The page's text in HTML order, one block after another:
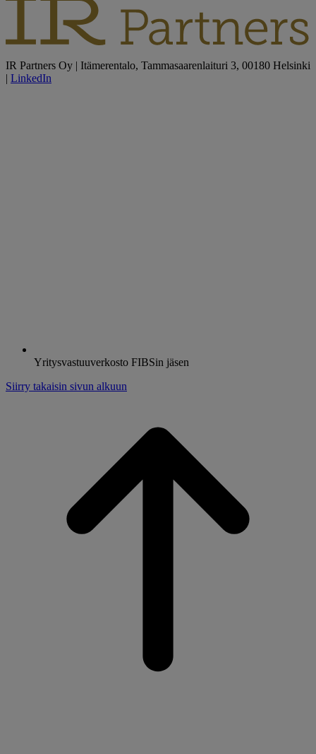
IR Partners Oy | Itämerentalo, Tammasaarenlaituri 3, 00180 Helsinki
| LinkedIn
Yritysvastuuverkosto FIBSin jäsen
Siirry takaisin sivun alkuun